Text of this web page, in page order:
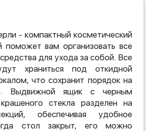
- компактный косметический
поможет вам организовать все
для ухода за собой. Все
храниться под откидной
что сохранит порядок на
Выдвижной ящик с черным
стекла разделен на
обеспечивая удобное
стол закрыт, его можно